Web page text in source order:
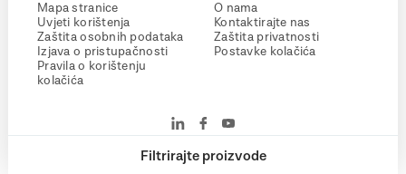
Filtrirajte proizvode
Mapa stranice
Uvjeti korištenja
Zaštita osobnih podataka
Izjava o pristupačnosti
Pravila o korištenju
kolačića
O nama
Kontaktirajte nas
Zaštita privatnosti
Postavke kolačića